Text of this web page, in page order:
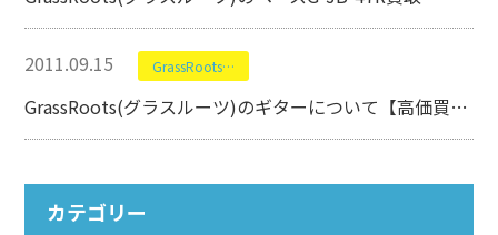
2011.09.15 GrassRoots(グラスルーツ)
GrassRoots(グラスルーツ)のギターについて【高価買取】
カテゴリー